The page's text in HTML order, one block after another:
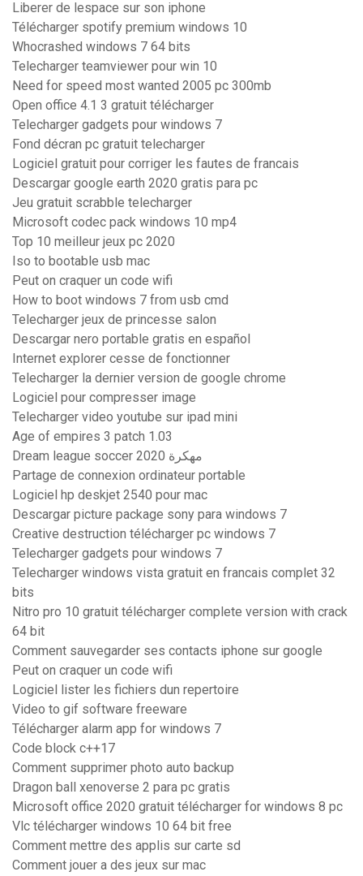
Liberer de lespace sur son iphone
Télécharger spotify premium windows 10
Whocrashed windows 7 64 bits
Telecharger teamviewer pour win 10
Need for speed most wanted 2005 pc 300mb
Open office 4.1 3 gratuit télécharger
Telecharger gadgets pour windows 7
Fond décran pc gratuit telecharger
Logiciel gratuit pour corriger les fautes de francais
Descargar google earth 2020 gratis para pc
Jeu gratuit scrabble telecharger
Microsoft codec pack windows 10 mp4
Top 10 meilleur jeux pc 2020
Iso to bootable usb mac
Peut on craquer un code wifi
How to boot windows 7 from usb cmd
Telecharger jeux de princesse salon
Descargar nero portable gratis en español
Internet explorer cesse de fonctionner
Telecharger la dernier version de google chrome
Logiciel pour compresser image
Telecharger video youtube sur ipad mini
Age of empires 3 patch 1.03
Dream league soccer 2020 مهكرة
Partage de connexion ordinateur portable
Logiciel hp deskjet 2540 pour mac
Descargar picture package sony para windows 7
Creative destruction télécharger pc windows 7
Telecharger gadgets pour windows 7
Telecharger windows vista gratuit en francais complet 32
bits
Nitro pro 10 gratuit télécharger complete version with crack
64 bit
Comment sauvegarder ses contacts iphone sur google
Peut on craquer un code wifi
Logiciel lister les fichiers dun repertoire
Video to gif software freeware
Télécharger alarm app for windows 7
Code block c++17
Comment supprimer photo auto backup
Dragon ball xenoverse 2 para pc gratis
Microsoft office 2020 gratuit télécharger for windows 8 pc
Vlc télécharger windows 10 64 bit free
Comment mettre des applis sur carte sd
Comment jouer a des jeux sur mac